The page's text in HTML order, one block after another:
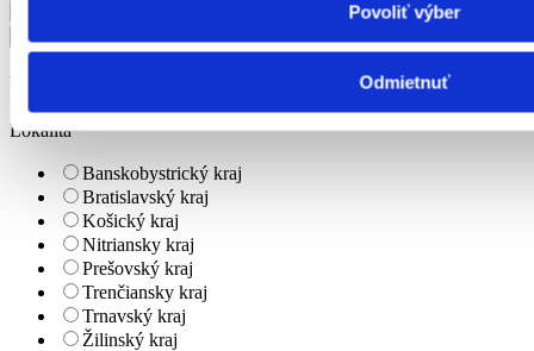
Povoliť výber
Odmietnuť
Upresniť výsledok
Lokalita
Banskobystrický kraj
Bratislavský kraj
Košický kraj
Nitriansky kraj
Prešovský kraj
Trenčiansky kraj
Trnavský kraj
Žilinský kraj